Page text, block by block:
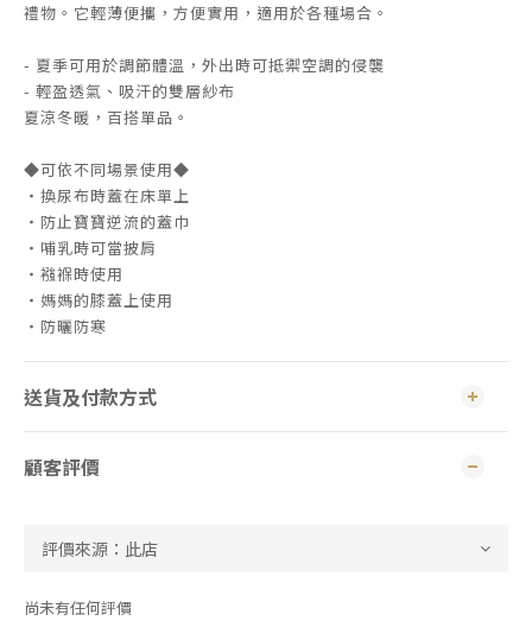
禮物。它輕薄便攜，方便實用，適用於各種場合。
- 夏季可用於調節體溫，外出時可抵禦空調的侵襲
- 輕盈透氣、吸汗的雙層紗布
夏涼冬暖，百搭單品。
◆可依不同場景使用◆
・換尿布時蓋在床單上
・防止寶寶逆流的蓋巾
・哺乳時可當披肩
・襁褓時使用
・媽媽的膝蓋上使用
・防曬防寒
送貨及付款方式
顧客評價
尚未有任何評價